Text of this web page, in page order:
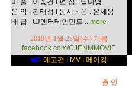
미 술 : 이종건 l 편 집 : 남나영
음 악 : 김태성 l 동시녹음 : 온세웅
배 급 : CJ엔터테인먼트 ...more
2019년 1월 23일(수) 개봉
facebook.com/CJENMMOVIE
예고편 l MV l 메이킹
출 연